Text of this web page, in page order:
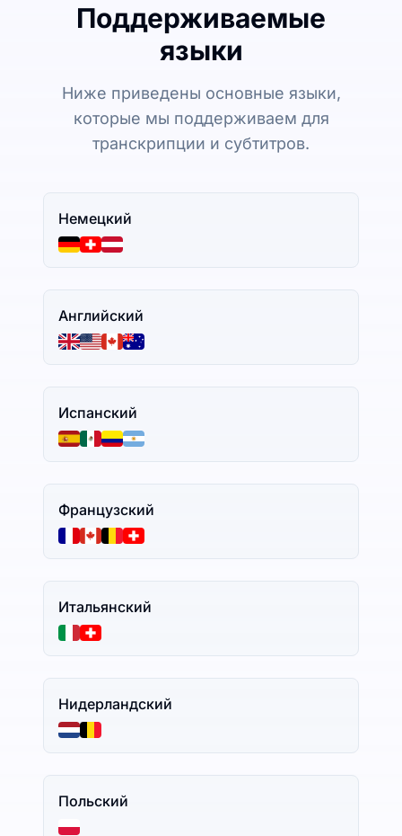
Поддерживаемые
языки
Ниже приведены основные языки,
которые мы поддерживаем для
транскрипции и субтитров.
Немецкий
Английский
Испанский
Французский
Итальянский
Нидерландский
Польский